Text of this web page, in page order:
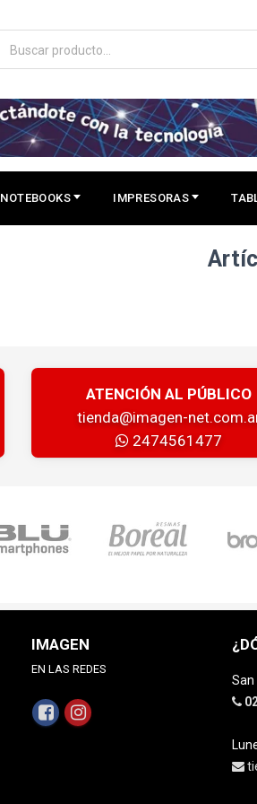
NOTEBOOKS IMPRESORAS
ATENCIÓN AL PÚBLICO
tienda@imagen-
2474561477
IMAGEN
EN LAS REDES
San